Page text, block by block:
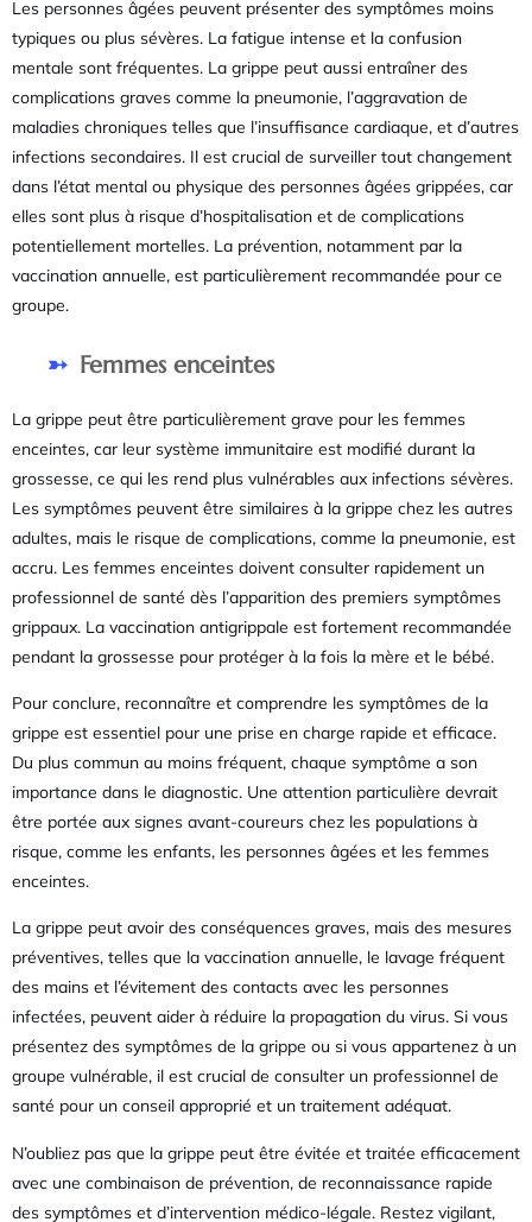
Les personnes âgées peuvent présenter des symptômes moins
typiques ou plus sévères. La fatigue intense et la confusion
mentale sont fréquentes. La grippe peut aussi entraîner des
complications graves comme la pneumonie, l’aggravation de
maladies chroniques telles que l’insuffisance cardiaque, et d’autres
infections secondaires. Il est crucial de surveiller tout changement
dans l’état mental ou physique des personnes âgées grippées, car
elles sont plus à risque d’hospitalisation et de complications
potentiellement mortelles. La prévention, notamment par la
vaccination annuelle, est particulièrement recommandée pour ce
groupe.
Femmes enceintes
La grippe peut être particulièrement grave pour les femmes
enceintes, car leur système immunitaire est modifié durant la
grossesse, ce qui les rend plus vulnérables aux infections sévères.
Les symptômes peuvent être similaires à la grippe chez les autres
adultes, mais le risque de complications, comme la pneumonie, est
accru. Les femmes enceintes doivent consulter rapidement un
professionnel de santé dès l’apparition des premiers symptômes
grippaux. La vaccination antigrippale est fortement recommandée
pendant la grossesse pour protéger à la fois la mère et le bébé.
Pour conclure, reconnaître et comprendre les symptômes de la
grippe est essentiel pour une prise en charge rapide et efficace.
Du plus commun au moins fréquent, chaque symptôme a son
importance dans le diagnostic. Une attention particulière devrait
être portée aux signes avant-coureurs chez les populations à
risque, comme les enfants, les personnes âgées et les femmes
enceintes.
La grippe peut avoir des conséquences graves, mais des mesures
préventives, telles que la vaccination annuelle, le lavage fréquent
des mains et l’évitement des contacts avec les personnes
infectées, peuvent aider à réduire la propagation du virus. Si vous
présentez des symptômes de la grippe ou si vous appartenez à un
groupe vulnérable, il est crucial de consulter un professionnel de
santé pour un conseil approprié et un traitement adéquat.
N’oubliez pas que la grippe peut être évitée et traitée efficacement
avec une combinaison de prévention, de reconnaissance rapide
des symptômes et d’intervention médico-légale. Restez vigilant,